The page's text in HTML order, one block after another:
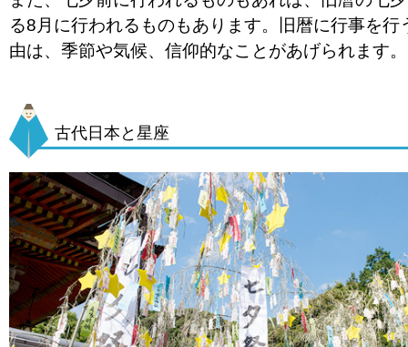
る8月に行われるものもあります。旧暦に行事を行
由は、季節や気候、信仰的なことがあげられます。
古代日本と星座